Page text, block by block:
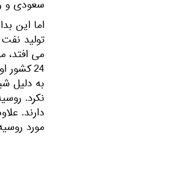
سعودی و
اما این
تولید
می افتد،
24
به دلیل
نکرد.
دارند.
مورد